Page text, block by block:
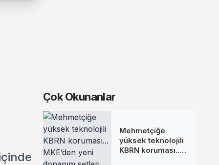
Çok Okunanlar
Mehmetçiğe
yüksek teknolojili
KBRN koruması...